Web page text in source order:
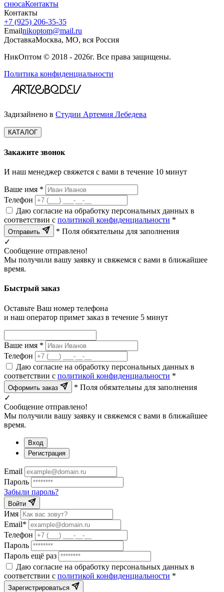
снюсаКонтакты
Контакты
+7 (925) 206‑35‑35
Emailnikoptom@mail.ru
ДоставкаМосква, МО, вся Россия
НикОптом © 2018 - 2026г. Все права защищены.
Политика конфиденциальности
Задизайнено в Студии Артемия Лебедева
КАТАЛОГ
Закажите звонок
И наш менеджер свяжется с вами в течение 10 минут
Ваше имя *
Телефон
Даю согласие на обработку персональных данных в
соответствии с политикой конфиденциальности *
Отправить
* Поля обязательны для заполнения
✓
Сообщение отправлено!
Мы получили вашу заявку и свяжемся с вами в ближайшее
время.
Быстрый заказ
Оставьте Ваш номер телефона
и наш оператор примет заказ в течение 5 минут
Ваше имя *
Телефон
Даю согласие на обработку персональных данных в
соответствии с политикой конфиденциальности *
Оформить заказ
* Поля обязательны для заполнения
✓
Сообщение отправлено!
Мы получили вашу заявку и свяжемся с вами в ближайшее
время.
Вход
Регистрация
Email
Пароль
Забыли пароль?
Войти
Имя
Email*
Телефон
Пароль
Пароль ещё раз
Даю согласие на обработку персональных данных в
соответствии с политикой конфиденциальности *
Зарегистрироваться